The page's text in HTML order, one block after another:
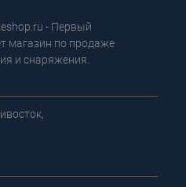
- Первый
магазин по продаже
и снаряжения.